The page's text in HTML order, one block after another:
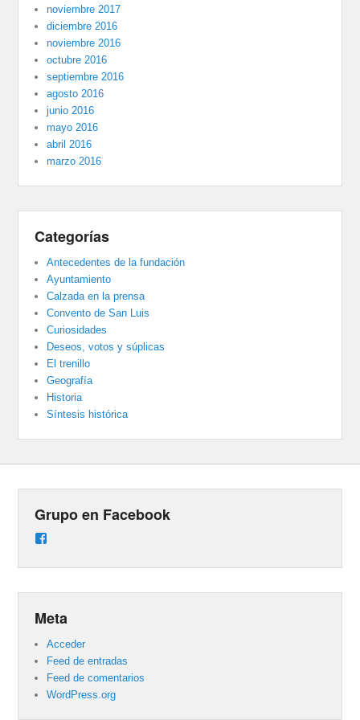
noviembre 2017
diciembre 2016
noviembre 2016
octubre 2016
septiembre 2016
agosto 2016
junio 2016
mayo 2016
abril 2016
marzo 2016
Categorías
Antecedentes de la fundación
Ayuntamiento
Calzada en la prensa
Convento de San Luis
Curiosidades
Deseos, votos y súplicas
El trenillo
Geografía
Historia
Síntesis histórica
Grupo en Facebook
en
Meta
Acceder
Feed de entradas
Feed de comentarios
WordPress.org